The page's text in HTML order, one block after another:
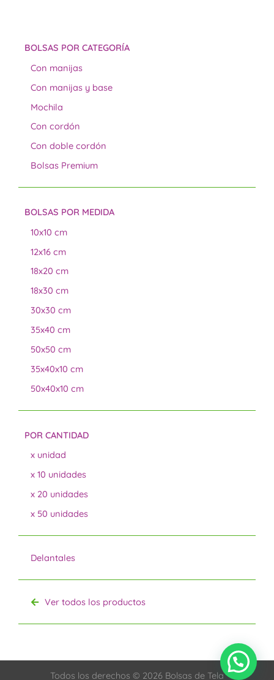
BOLSAS POR CATEGORÍA
Con manijas
Con manijas y base
Mochila
Con cordón
Con doble cordón
Bolsas Premium
BOLSAS POR MEDIDA
10x10 cm
12x16 cm
18x20 cm
18x30 cm
30x30 cm
35x40 cm
50x50 cm
35x40x10 cm
50x40x10 cm
POR CANTIDAD
x unidad
x 10 unidades
x 20 unidades
x 50 unidades
Delantales
Ver todos los productos
Todos los derechos © 2026 Bolsas de Tela